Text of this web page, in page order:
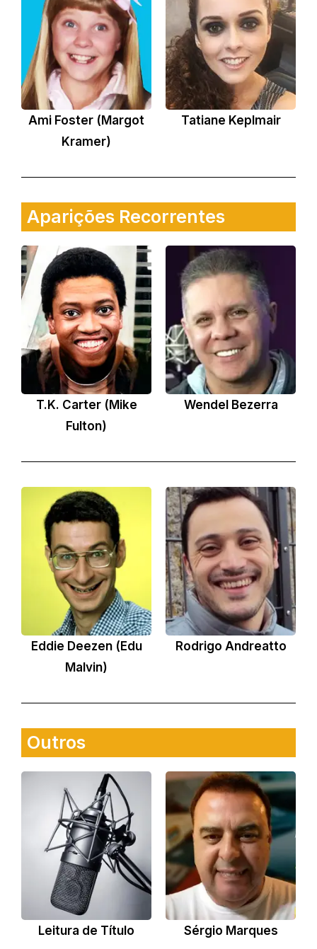
Ami Foster (Margot
Kramer)
Tatiane Keplmair
Aparições Recorrentes
T.K. Carter (Mike
Fulton)
Wendel Bezerra
Eddie Deezen (Edu
Malvin)
Rodrigo Andreatto
Outros
Leitura de Título Sérgio Marques